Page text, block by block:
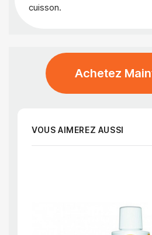
cuisson.
Achetez
VOUS AIMEREZ AUSSI